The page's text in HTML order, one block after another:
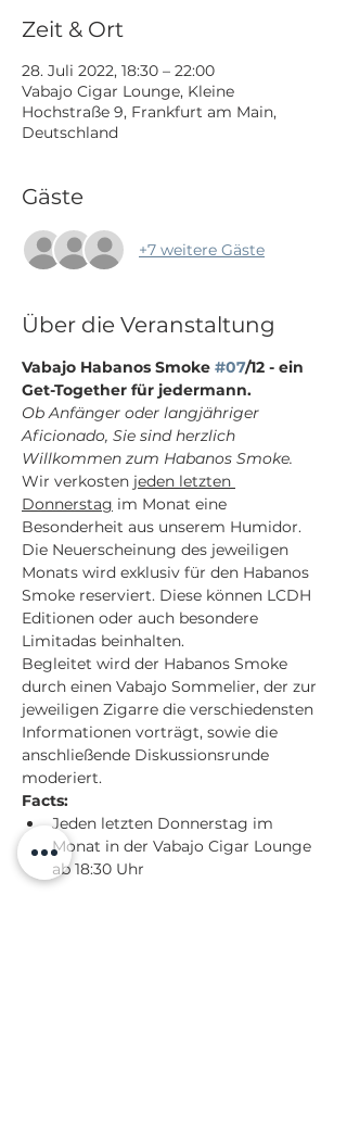
Zeit & Ort
28. Juli 2022, 18:30 – 22:00
Vabajo Cigar Lounge, Kleine
Hochstraße 9, Frankfurt am Main,
Deutschland
Gäste
+7 weitere Gäste
Über die Veranstaltung
Vabajo Habanos Smoke #07/12 - ein
Get-Together für jedermann.
Ob Anfänger oder langjähriger
Aficionado, Sie sind herzlich
Willkommen zum Habanos Smoke.
Wir verkosten jeden letzten
Donnerstag im Monat eine
Besonderheit aus unserem Humidor.
Die Neuerscheinung des jeweiligen
Monats wird exklusiv für den Habanos
Smoke reserviert. Diese können LCDH
Editionen oder auch besondere
Limitadas beinhalten.
Begleitet wird der Habanos Smoke
durch einen Vabajo Sommelier, der zur
jeweiligen Zigarre die verschiedensten
Informationen vorträgt, sowie die
anschließende Diskussionsrunde
moderiert.
Facts:
Jeden letzten Donnerstag im
Monat in der Vabajo Cigar Lounge
ab 18:30 Uhr